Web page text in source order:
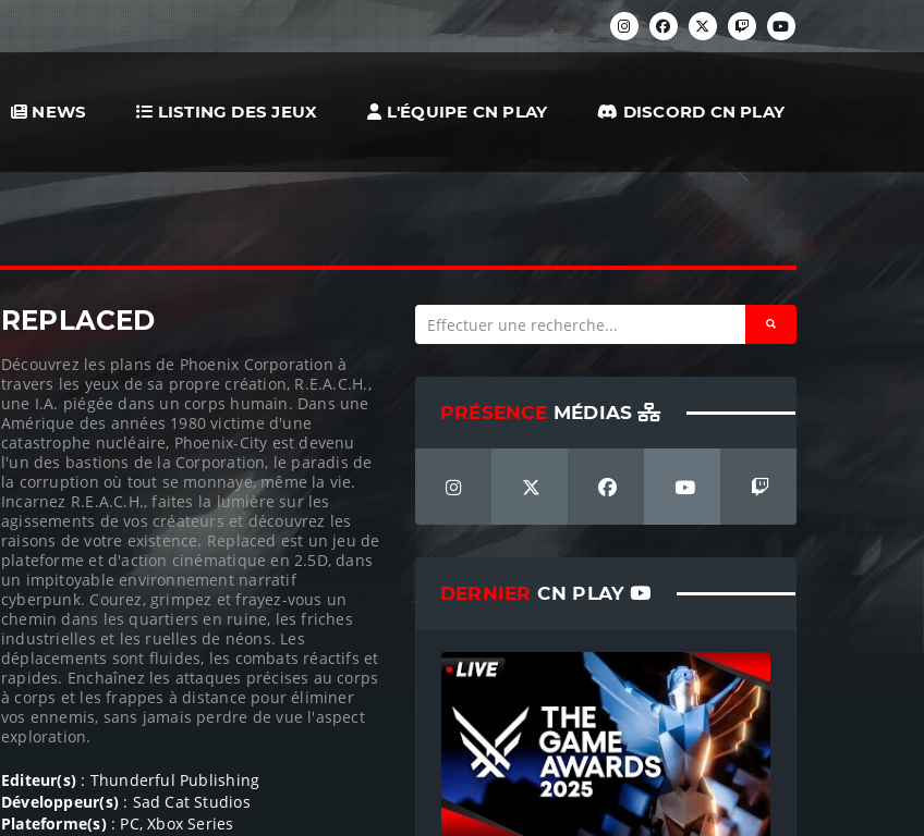
NEWS LISTING DES JEUX L'ÉQUIPE CN PLAY DISCORD CN PLAY
REPLACED
Découvrez les plans de Phoenix Corporation à
travers les yeux de sa propre création, R.E.A.C.H.,
une I.A. piégée dans un corps humain. Dans une
Amérique des années 1980 victime d'une
catastrophe nucléaire, Phoenix-City est devenu
l'un des bastions de la Corporation, le paradis de
la corruption où tout se monnaye, même la vie.
Incarnez R.E.A.C.H., faites la lumière sur les
agissements de vos créateurs et découvrez les
raisons de votre existence. Replaced est un jeu de
plateforme et d'action cinématique en 2.5D, dans
un impitoyable environnement narratif
cyberpunk. Courez, grimpez et frayez-vous un
chemin dans les quartiers en ruine, les friches
industrielles et les ruelles de néons. Les
déplacements sont fluides, les combats réactifs et
rapides. Enchaînez les attaques précises au corps
à corps et les frappes à distance pour éliminer
vos ennemis, sans jamais perdre de vue l'aspect
exploration.
Editeur(s) : Thunderful Publishing
Développeur(s): Sad Cat Studios
Plateforme(s): PC, Xbox Series
PRÉSENCE MÉDIAS
DERNIER CN PLAY